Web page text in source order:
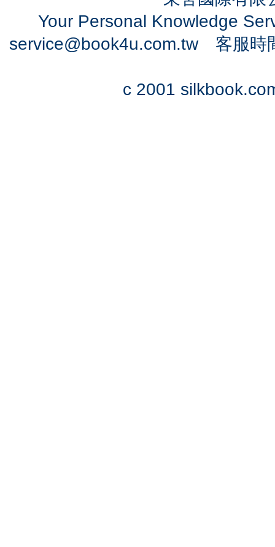
Your Personal Knowledge
service@book4u.com.tw客服時
c 2001